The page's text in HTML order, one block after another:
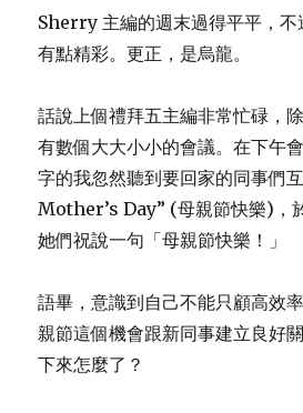
象
Sherry 主編的週末過得平平，不
有點精彩。更正，是烏龍。
話說上個禮拜五主編非常忙碌，
有數個大大小小的會議。在下午
字的我忽然聽到要回家的同事們
Mother’s Day” (母親節快樂)，
她們祝說一句「母親節快樂！」
語畢，意識到自己不能只顧高效
親節這個機會跟新同事建立良好
下來怎麼了？